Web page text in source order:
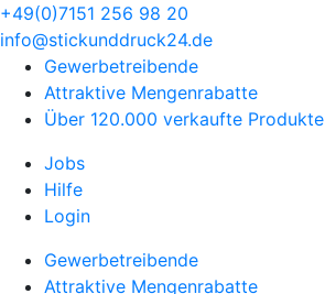
+49(0)7151 256 98 20‬
info@stickunddruck24.de
Gewerbetreibende
Attraktive Mengenrabatte
Über 120.000 verkaufte Produkte
Jobs
Hilfe
Login
Gewerbetreibende
Attraktive Mengenrabatte